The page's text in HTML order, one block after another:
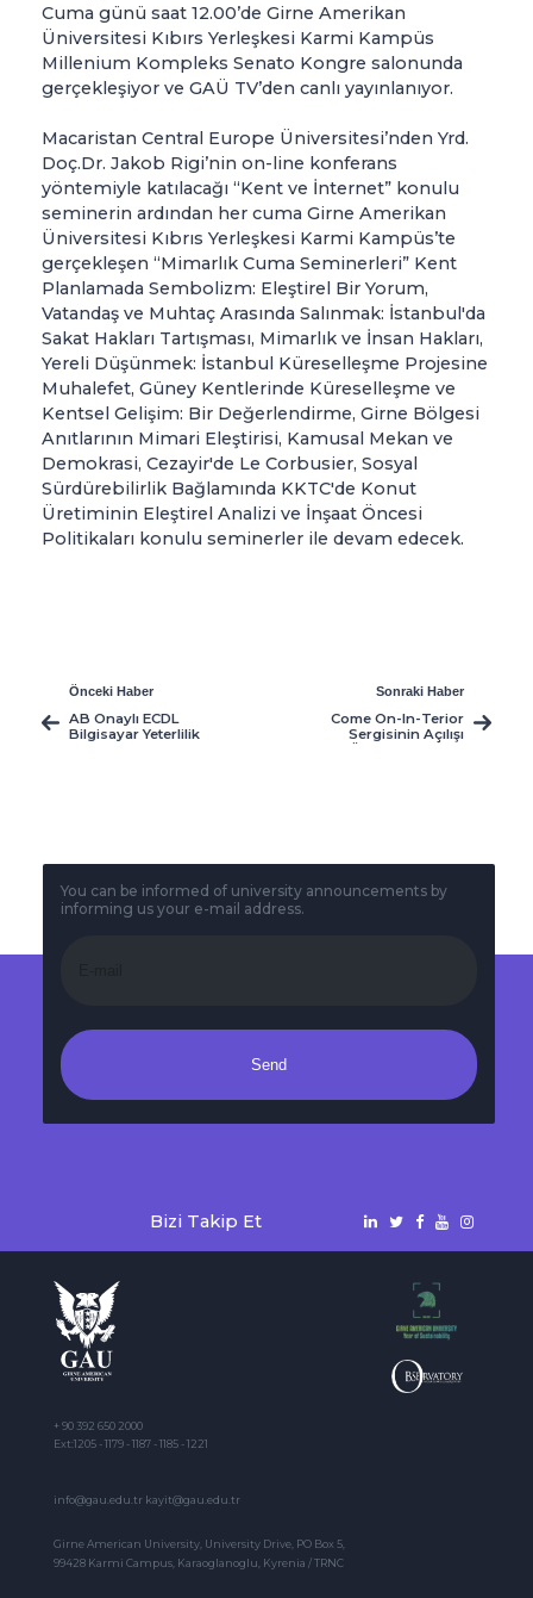
Cuma günü saat 12.00’de Girne Amerikan
Üniversitesi Kıbırs Yerleşkesi Karmi Kampüs
Millenium Kompleks Senato Kongre salonunda
gerçekleşiyor ve GAÜ TV’den canlı yayınlanıyor.
Macaristan Central Europe Üniversitesi’nden Yrd.
Doç.Dr. Jakob Rigi’nin on-line konferans
yöntemiyle katılacağı “Kent ve İnternet” konulu
seminerin ardından her cuma Girne Amerikan
Üniversitesi Kıbrıs Yerleşkesi Karmi Kampüs’te
gerçekleşen “Mimarlık Cuma Seminerleri” Kent
Planlamada Sembolizm: Eleştirel Bir Yorum,
Vatandaş ve Muhtaç Arasında Salınmak: İstanbul'da
Sakat Hakları Tartışması, Mimarlık ve İnsan Hakları,
Yereli Düşünmek: İstanbul Küreselleşme Projesine
Muhalefet, Güney Kentlerinde Küreselleşme ve
Kentsel Gelişim: Bir Değerlendirme, Girne Bölgesi
Anıtlarının Mimari Eleştirisi, Kamusal Mekan ve
Demokrasi, Cezayir'de Le Corbusier, Sosyal
Sürdürebilirlik Bağlamında KKTC'de Konut
Üretiminin Eleştirel Analizi ve İnşaat Öncesi
Politikaları konulu seminerler ile devam edecek.
Önceki Haber
AB Onaylı ECDL
Bilgisayar Yeterlilik
Sonraki Haber
Come On-In-Terior
Sergisinin Açılışı
Üniversitemizde
You can be informed of university announcements by
informing us your e-mail address.
Send
Bizi Takip Et
+ 90 392 650 2000
Ext:1205 - 1179 - 1187 - 1185 - 1221
info@gau.edu.tr kayit@gau.edu.tr
Girne American University, University Drive, PO Box 5,
99428 Karmi Campus, Karaoglanoglu, Kyrenia / TRNC